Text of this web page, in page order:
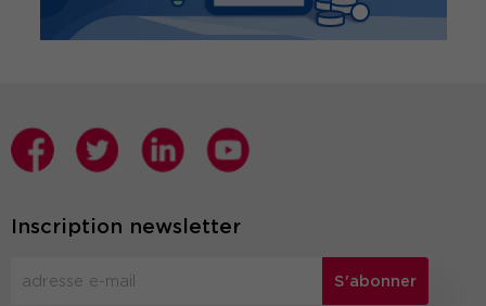
Inscription newsletter
S'abonner